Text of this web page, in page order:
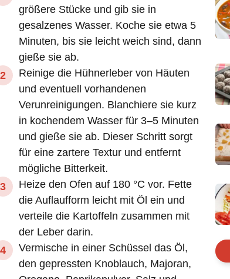
größere Stücke und gib sie in
gesalzenes Wasser. Koche sie etwa 5
Minuten, bis sie leicht weich sind, dann
gieße sie ab.
Reinige die Hühnerleber von Häuten
und eventuell vorhandenen
Verunreinigungen. Blanchiere sie kurz
in kochendem Wasser für 3–5 Minuten
und gieße sie ab. Dieser Schritt sorgt
für eine zartere Textur und entfernt
mögliche Bitterkeit.
Heize den Ofen auf 180 °C vor. Fette
die Auflaufform leicht mit Öl ein und
verteile die Kartoffeln zusammen mit
der Leber darin.
Vermische in einer Schüssel das Öl,
den gepressten Knoblauch, Majoran,